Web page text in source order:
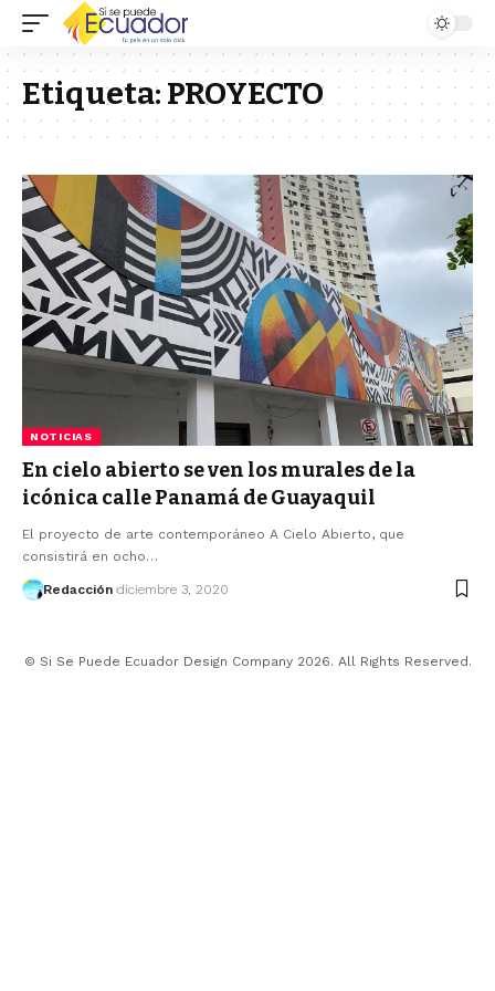
Etiqueta: PROYECTO
NOTICIAS
En cielo abierto se ven los murales de la
icónica calle Panamá de Guayaquil
El proyecto de arte contemporáneo A Cielo Abierto, que
consistirá en ocho…
Redacción diciembre 3, 2020
© Si Se Puede Ecuador Design Company 2026. All Rights Reserved.